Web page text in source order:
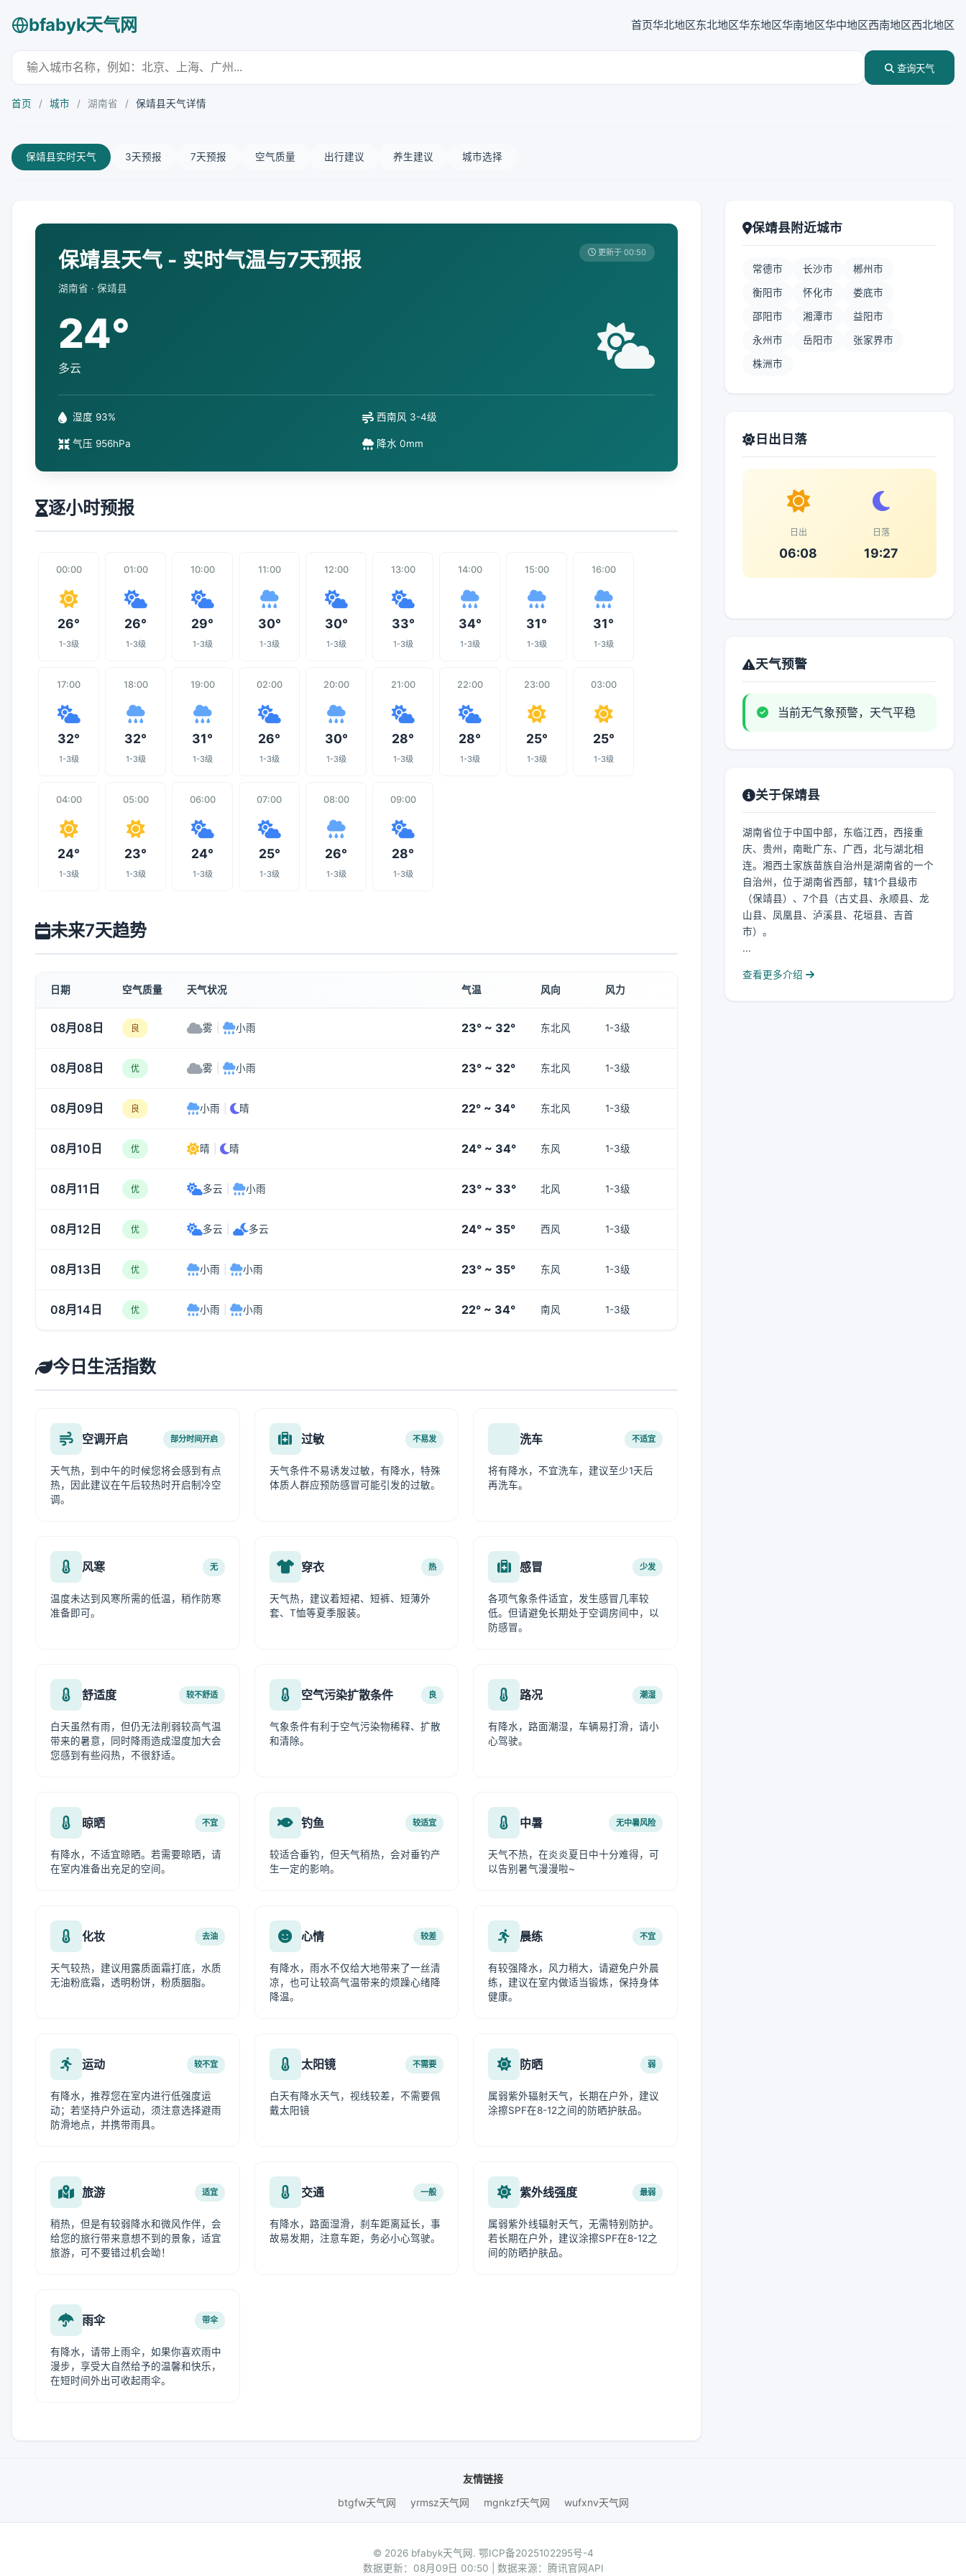
bfabyk天气网 首页华北地区东北地区华东地区华南地区华中地区西南地区西北地区
查询天气
首页 / 城市 / 湖南省 / 保靖县天气详情
保靖县实时天气 3天预报 7天预报 空气质量 出行建议 养生建议 城市选择
保靖县天气 - 实时气温与7天预报
湖南省 · 保靖县
更新于 00:50
24°
多云
湿度 93% 西南风 3-4级
气压 956hPa 降水 0mm
逐小时预报
00:00
26°
1-3级
01:00
26°
1-3级
10:00
29°
1-3级
11:00
30°
1-3级
12:00
30°
1-3级
13:00
33°
1-3级
14:00
34°
1-3级
15:00
31°
1-3级
16:00
31°
1-3级
17:00
32°
1-3级
18:00
32°
1-3级
19:00
31°
1-3级
02:00
26°
1-3级
20:00
30°
1-3级
21:00
28°
1-3级
22:00
28°
1-3级
23:00
25°
1-3级
03:00
25°
1-3级
04:00
24°
1-3级
05:00
23°
1-3级
06:00
24°
1-3级
07:00
25°
1-3级
08:00
26°
1-3级
09:00
28°
1-3级
未来7天趋势
日期 空气质量 天气状况 气温 风向 风力
08月08日 良 雾 小雨 23° ~ 32° 东北风 1-3级
08月08日 优 雾 小雨 23° ~ 32° 东北风 1-3级
08月09日 良 小雨 晴 22° ~ 34° 东北风 1-3级
08月10日 优 晴 晴 24° ~ 34° 东风 1-3级
08月11日 优 多云 小雨 23° ~ 33° 北风 1-3级
08月12日 优 多云 多云 24° ~ 35° 西风 1-3级
08月13日 优 小雨 小雨 23° ~ 35° 东风 1-3级
08月14日 优 小雨 小雨 22° ~ 34° 南风 1-3级
今日生活指数
空调开启 部分时间开启
天气热，到中午的时候您将会感到有点
热，因此建议在午后较热时开启制冷空
调。
过敏 不易发
天气条件不易诱发过敏，有降水，特殊
体质人群应预防感冒可能引发的过敏。
洗车 不适宜
将有降水，不宜洗车，建议至少1天后
再洗车。
风寒 无
温度未达到风寒所需的低温，稍作防寒
准备即可。
穿衣 热
天气热，建议着短裙、短裤、短薄外
套、T恤等夏季服装。
感冒 少发
各项气象条件适宜，发生感冒几率较
低。但请避免长期处于空调房间中，以
防感冒。
舒适度 较不舒适
白天虽然有雨，但仍无法削弱较高气温
带来的暑意，同时降雨造成湿度加大会
您感到有些闷热，不很舒适。
空气污染扩散条件 良
气象条件有利于空气污染物稀释、扩散
和清除。
路况 潮湿
有降水，路面潮湿，车辆易打滑，请小
心驾驶。
晾晒 不宜
有降水，不适宜晾晒。若需要晾晒，请
在室内准备出充足的空间。
钓鱼 较适宜
较适合垂钓，但天气稍热，会对垂钓产
生一定的影响。
中暑 无中暑风险
天气不热，在炎炎夏日中十分难得，可
以告别暑气漫漫啦~
化妆 去油
天气较热，建议用露质面霜打底，水质
无油粉底霜，透明粉饼，粉质胭脂。
心情 较差
有降水，雨水不仅给大地带来了一丝清
凉，也可让较高气温带来的烦躁心绪降
降温。
晨练 不宜
有较强降水，风力稍大，请避免户外晨
练，建议在室内做适当锻炼，保持身体
健康。
运动 较不宜
有降水，推荐您在室内进行低强度运
动；若坚持户外运动，须注意选择避雨
防滑地点，并携带雨具。
太阳镜 不需要
白天有降水天气，视线较差，不需要佩
戴太阳镜
防晒 弱
属弱紫外辐射天气，长期在户外，建议
涂擦SPF在8-12之间的防晒护肤品。
旅游 适宜
稍热，但是有较弱降水和微风作伴，会
给您的旅行带来意想不到的景象，适宜
旅游，可不要错过机会呦！
交通 一般
有降水，路面湿滑，刹车距离延长，事
故易发期，注意车距，务必小心驾驶。
紫外线强度 最弱
属弱紫外线辐射天气，无需特别防护。
若长期在户外，建议涂擦SPF在8-12之
间的防晒护肤品。
雨伞 带伞
有降水，请带上雨伞，如果你喜欢雨中
漫步，享受大自然给予的温馨和快乐，
在短时间外出可收起雨伞。
保靖县附近城市
常德市 长沙市 郴州市
衡阳市 怀化市 娄底市
邵阳市 湘潭市 益阳市
永州市 岳阳市 张家界市
株洲市
日出日落
日出
06:08
日落
19:27
天气预警
当前无气象预警，天气平稳
关于保靖县
湖南省位于中国中部，东临江西，西接重
庆、贵州，南毗广东、广西，北与湖北相
连。湘西土家族苗族自治州是湖南省的一个
自治州，位于湖南省西部，辖1个县级市
（保靖县）、7个县（古丈县、永顺县、龙
山县、凤凰县、泸溪县、花垣县、吉首
市）。
...
查看更多介绍
友情链接
btgfw天气网
yrmsz天气网 mgnkzf天气网 wufxnv天气网
© 2026 bfabyk天气网. 鄂ICP备2025102295号-4
数据更新：08月09日 00:50 | 数据来源：腾讯官网API